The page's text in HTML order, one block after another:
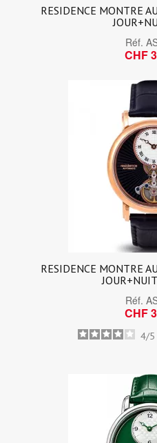
RESIDENCE MONTRE
Réf.
CHF
RESIDENCE MONTRE
Réf.
CHF
4/5